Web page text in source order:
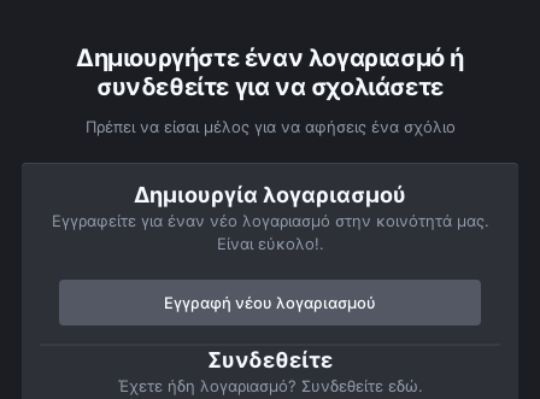
Δημιουργήστε έναν λογαριασμό ή
συνδεθείτε για να σχολιάσετε
Πρέπει να είσαι μέλος για να αφήσεις ένα σχόλιο
Δημιουργία λογαριασμού
Εγγραφείτε για έναν νέο λογαριασμό στην κοινότητά μας.
Είναι εύκολο!.
Εγγραφή νέου λογαριασμού
Συνδεθείτε
Έχετε ήδη λογαριασμό? Συνδεθείτε εδώ.